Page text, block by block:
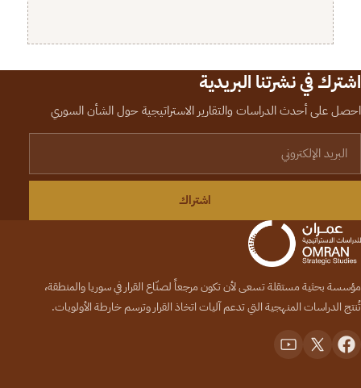
اشترك في نشرتنا البريدية
احصل على أحدث الدراسات والتقارير الاستراتيجية حول الشأن السوري
اشتراك
مؤسسة بحثية مستقلة تسعى لأن تكون مرجعاً لصنّاع القرار في سوريا والمنطقة،
تُنتج الدراسات المنهجية التي تدعم آليات اتخاذ القرار وترسم خارطة الأولويات.